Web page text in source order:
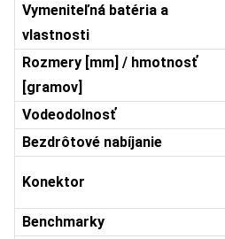
Vymeniteľná batéria a
vlastnosti
Rozmery [mm] / hmotnosť
[gramov]
Vodeodolnosť
Bezdrôtové nabíjanie
Konektor
Benchmarky